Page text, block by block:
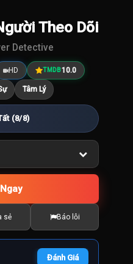
10.0/10
Theo Dõi
Detective
HD TMDB10.0
Tâm Lý
(8/8)
sẻ Báo lỗi
Đánh Giá